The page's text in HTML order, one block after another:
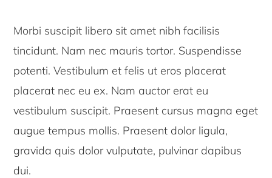
Morbi suscipit libero sit amet nibh facilisis
tincidunt. Nam nec mauris tortor. Suspendisse
potenti. Vestibulum et felis ut eros placerat
placerat nec eu ex. Nam auctor erat eu
vestibulum suscipit. Praesent cursus magna eget
augue tempus mollis. Praesent dolor ligula,
gravida quis dolor vulputate, pulvinar dapibus
dui.